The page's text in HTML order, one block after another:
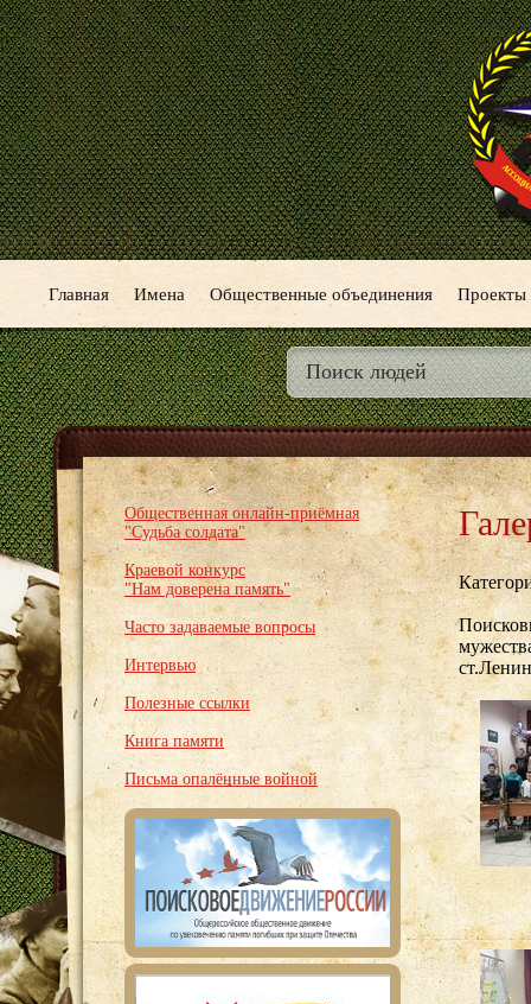
Главная Имена Общественные объединения Проекты
Общественная онлайн-приёмная
"Судьба солдата"
Краевой конкурс
"Нам доверена память"
Часто задаваемые вопросы
Интервью
Полезные ссылки
Книга памяти
Письма опалённые войной